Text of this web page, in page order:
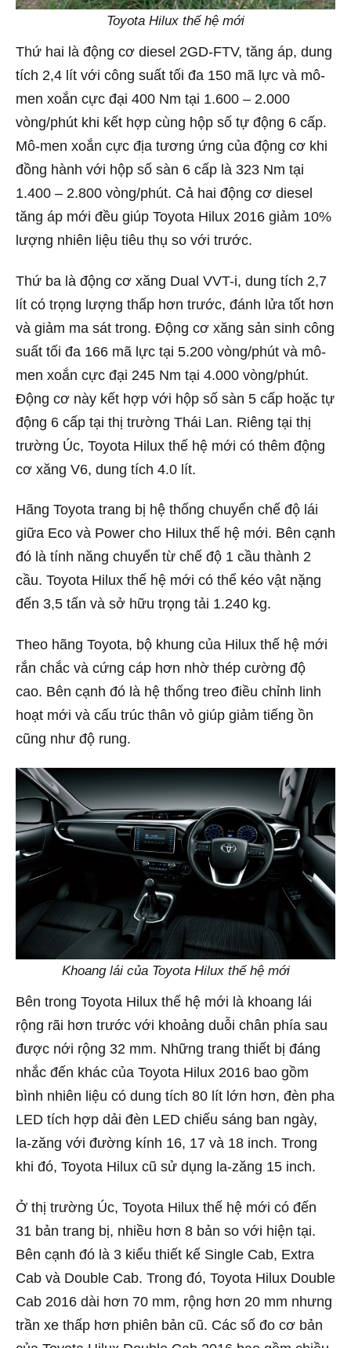
Toyota Hilux thế hệ mới
Thứ hai là động cơ diesel 2GD-FTV, tăng áp, dung
tích 2,4 lít với công suất tối đa 150 mã lực và mô-
men xoắn cực đại 400 Nm tại 1.600 – 2.000
vòng/phút khi kết hợp cùng hộp số tự động 6 cấp.
Mô-men xoắn cực địa tương ứng của động cơ khi
đồng hành với hộp số sàn 6 cấp là 323 Nm tại
1.400 – 2.800 vòng/phút. Cả hai động cơ diesel
tăng áp mới đều giúp Toyota Hilux 2016 giảm 10%
lượng nhiên liệu tiêu thụ so với trước.
Thứ ba là động cơ xăng Dual VVT-i, dung tích 2,7
lít có trọng lượng thấp hơn trước, đánh lửa tốt hơn
và giảm ma sát trong. Động cơ xăng sản sinh công
suất tối đa 166 mã lực tại 5.200 vòng/phút và mô-
men xoắn cực đại 245 Nm tại 4.000 vòng/phút.
Động cơ này kết hợp với hộp số sàn 5 cấp hoặc tự
động 6 cấp tại thị trường Thái Lan. Riêng tại thị
trường Úc, Toyota Hilux thế hệ mới có thêm động
cơ xăng V6, dung tích 4.0 lít.
Hãng Toyota trang bị hệ thống chuyển chế độ lái
giữa Eco và Power cho Hilux thế hệ mới. Bên cạnh
đó là tính năng chuyển từ chế độ 1 cầu thành 2
cầu. Toyota Hilux thế hệ mới có thể kéo vật nặng
đến 3,5 tấn và sở hữu trọng tải 1.240 kg.
Theo hãng Toyota, bộ khung của Hilux thế hệ mới
rắn chắc và cứng cáp hơn nhờ thép cường độ
cao. Bên cạnh đó là hệ thống treo điều chỉnh linh
hoạt mới và cấu trúc thân vỏ giúp giảm tiếng ồn
cũng như độ rung.
Khoang lái của Toyota Hilux thế hệ mới
Bên trong Toyota Hilux thế hệ mới là khoang lái
rộng rãi hơn trước với khoảng duỗi chân phía sau
được nới rộng 32 mm. Những trang thiết bị đáng
nhắc đến khác của Toyota Hilux 2016 bao gồm
bình nhiên liệu có dung tích 80 lít lớn hơn, đèn pha
LED tích hợp dải đèn LED chiếu sáng ban ngày,
la-zăng với đường kính 16, 17 và 18 inch. Trong
khi đó, Toyota Hilux cũ sử dụng la-zăng 15 inch.
Ở thị trường Úc, Toyota Hilux thế hệ mới có đến
31 bản trang bị, nhiều hơn 8 bản so với hiện tại.
Bên cạnh đó là 3 kiểu thiết kế Single Cab, Extra
Cab và Double Cab. Trong đó, Toyota Hilux Double
Cab 2016 dài hơn 70 mm, rộng hơn 20 mm nhưng
trần xe thấp hơn phiên bản cũ. Các số đo cơ bản